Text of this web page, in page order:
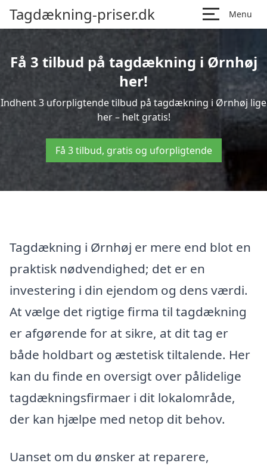
Tagdækning-priser.dk Menu
Få 3 tilbud på tagdækning i Ørnhøj
her!
Indhent 3 uforpligtende tilbud på tagdækning i Ørnhøj lige
her – helt gratis!
Få 3 tilbud, gratis og uforpligtende
Tagdækning i Ørnhøj er mere end blot en
praktisk nødvendighed; det er en
investering i din ejendom og dens værdi.
At vælge det rigtige firma til tagdækning
er afgørende for at sikre, at dit tag er
både holdbart og æstetisk tiltalende. Her
kan du finde en oversigt over pålidelige
tagdækningsfirmaer i dit lokalområde,
der kan hjælpe med netop dit behov.
Uanset om du ønsker at reparere,